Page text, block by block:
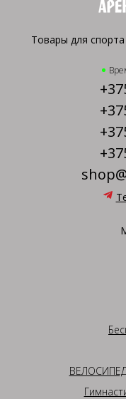
Товары для